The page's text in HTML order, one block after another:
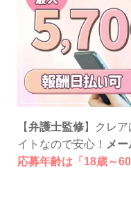
【弁護士監修】クレア
イトなので安心！ メ
応募年齢は「18歳～